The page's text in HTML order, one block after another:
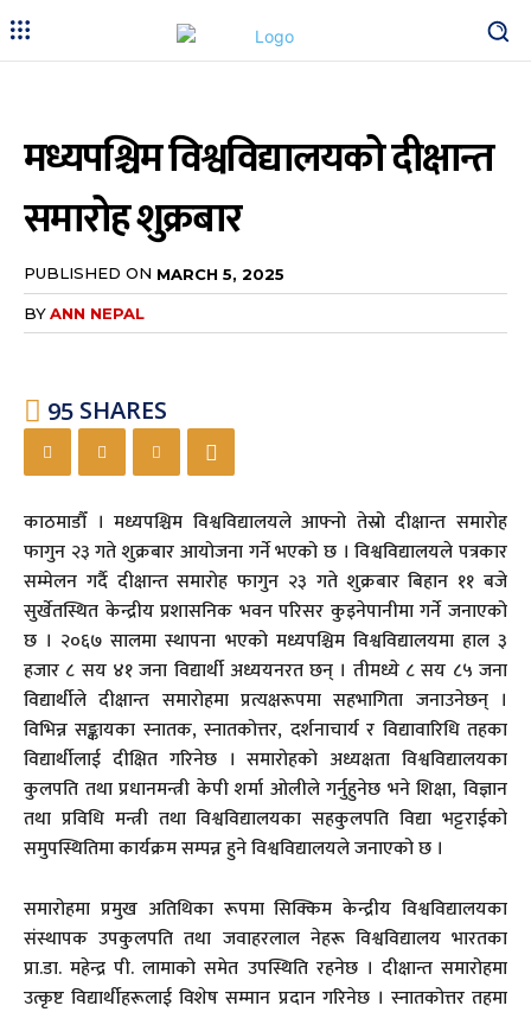
मध्यपश्चिम विश्वविद्यालयको दीक्षान्त
समारोह शुक्रबार
PUBLISHED ON MARCH 5, 2025
BYANN NEPAL
95 SHARES
काठमाडौँ । मध्यपश्चिम विश्वविद्यालयले आफ्नो तेस्रो दीक्षान्त समारोह
फागुन २३ गते शुक्रबार आयोजना गर्ने भएको छ । विश्वविद्यालयले पत्रकार
सम्मेलन गर्दै दीक्षान्त समारोह फागुन २३ गते शुक्रबार बिहान ११ बजे
सुर्खेतस्थित केन्द्रीय प्रशासनिक भवन परिसर कुइनेपानीमा गर्ने जनाएको
छ । २०६७ सालमा स्थापना भएको मध्यपश्चिम विश्वविद्यालयमा हाल ३
हजार ८ सय ४१ जना विद्यार्थी अध्ययनरत छन् । तीमध्ये ८ सय ८५ जना
विद्यार्थीले दीक्षान्त समारोहमा प्रत्यक्षरूपमा सहभागिता जनाउनेछन् ।
विभिन्न सङ्कायका स्नातक, स्नातकोत्तर, दर्शनाचार्य र विद्यावारिधि तहका
विद्यार्थीलाई दीक्षित गरिनेछ । समारोहको अध्यक्षता विश्वविद्यालयका
कुलपति तथा प्रधानमन्त्री केपी शर्मा ओलीले गर्नुहुनेछ भने शिक्षा, विज्ञान
तथा प्रविधि मन्त्री तथा विश्वविद्यालयका सहकुलपति विद्या भट्टराईको
समुपस्थितिमा कार्यक्रम सम्पन्न हुने विश्वविद्यालयले जनाएको छ ।
समारोहमा प्रमुख अतिथिका रूपमा सिक्किम केन्द्रीय विश्वविद्यालयका
संस्थापक उपकुलपति तथा जवाहरलाल नेहरू विश्वविद्यालय भारतका
प्रा.डा. महेन्द्र पी. लामाको समेत उपस्थिति रहनेछ । दीक्षान्त समारोहमा
उत्कृष्ट विद्यार्थीहरूलाई विशेष सम्मान प्रदान गरिनेछ । स्नातकोत्तर तहमा